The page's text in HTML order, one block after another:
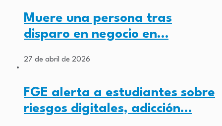
Muere una persona tras
disparo en negocio en…
27 de abril de 2026
FGE alerta a estudiantes sobre
riesgos digitales, adicción…